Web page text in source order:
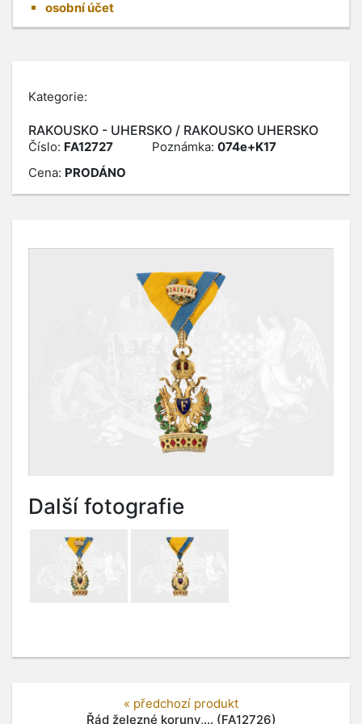
osobní účet
Kategorie:
RAKOUSKO - UHERSKO / RAKOUSKO UHERSKO
Číslo: FA12727 Poznámka: 074e+K17
Cena: PRODÁNO
Další fotografie
« předchozí produkt
Řád železné koruny,... (FA12726)